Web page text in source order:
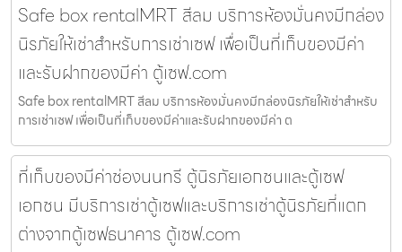
Safe box rentalMRT สีลม บริการห้องมั่นคงมีกล่อง
นิรภัยให้เช่าสำหรับการเช่าเซฟ เพื่อเป็นที่เก็บของมีค่า
และรับฝากของมีค่า ตู้เซฟ.com
Safe box rentalMRT สีลม บริการห้องมั่นคงมีกล่องนิรภัยให้เช่าสำหรับ
การเช่าเซฟ เพื่อเป็นที่เก็บของมีค่าและรับฝากของมีค่า ต
ที่เก็บของมีค่าช่องนนทรี ตู้นิรภัยเอกชนและตู้เซฟ
เอกชน มีบริการเช่าตู้เซฟและบริการเช่าตู้นิรภัยที่แตก
ต่างจากตู้เซฟธนาคาร ตู้เซฟ.com